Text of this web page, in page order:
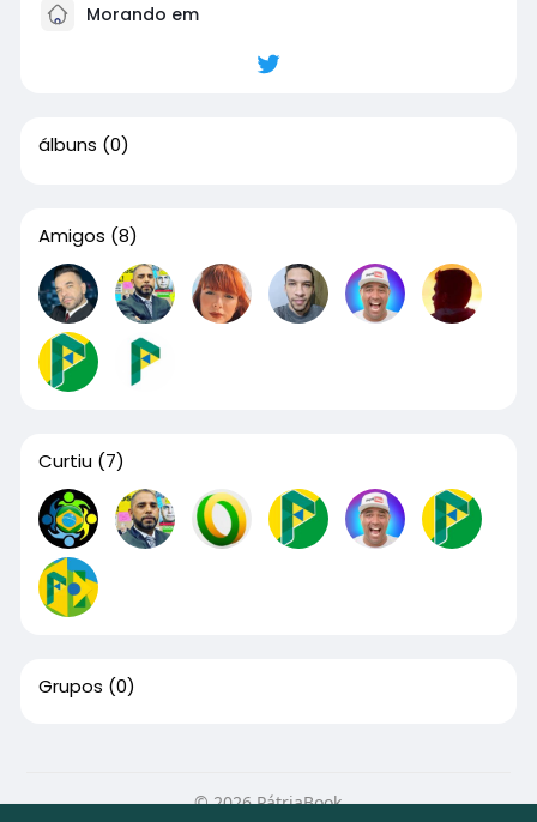
Morando em
álbuns (0)
Amigos (8)
Curtiu (7)
Grupos (0)
© 2026 PátriaBook